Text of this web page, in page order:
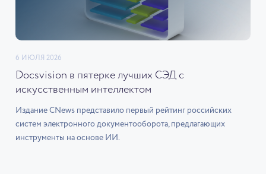
6 ИЮЛЯ 2026
Docsvision в пятерке лучших СЭД с
искусственным интеллектом
Издание CNews представило первый рейтинг российских
систем электронного документооборота, предлагающих
инструменты на основе ИИ.